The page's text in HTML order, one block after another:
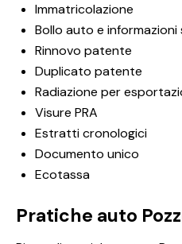
Immatricolazione
Bollo auto e informazioni
Rinnovo patente
Duplicato patente
Radiazione per
Visure PRA
Estratti cronologici
Documento unico
Ecotassa
Pratiche auto